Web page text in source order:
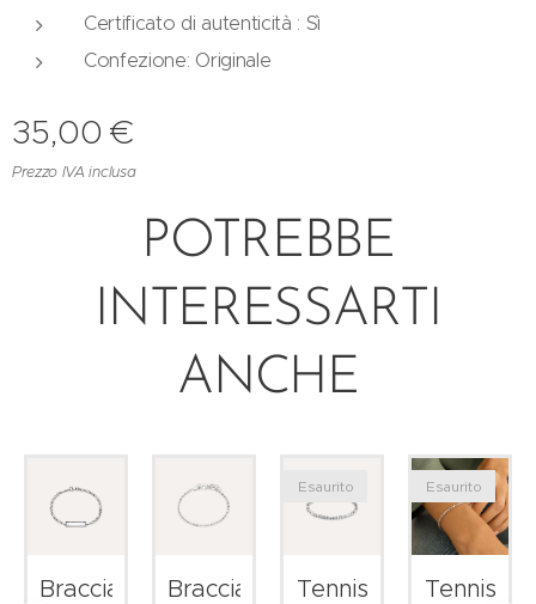
Certificato di autenticità : Sì
Confezione: Originale
35,00 €
Prezzo IVA inclusa
POTREBBE
INTERESSARTI
ANCHE
Bracciale
Bracciale
Tennis
Esaurito
Tennis
Esaurito